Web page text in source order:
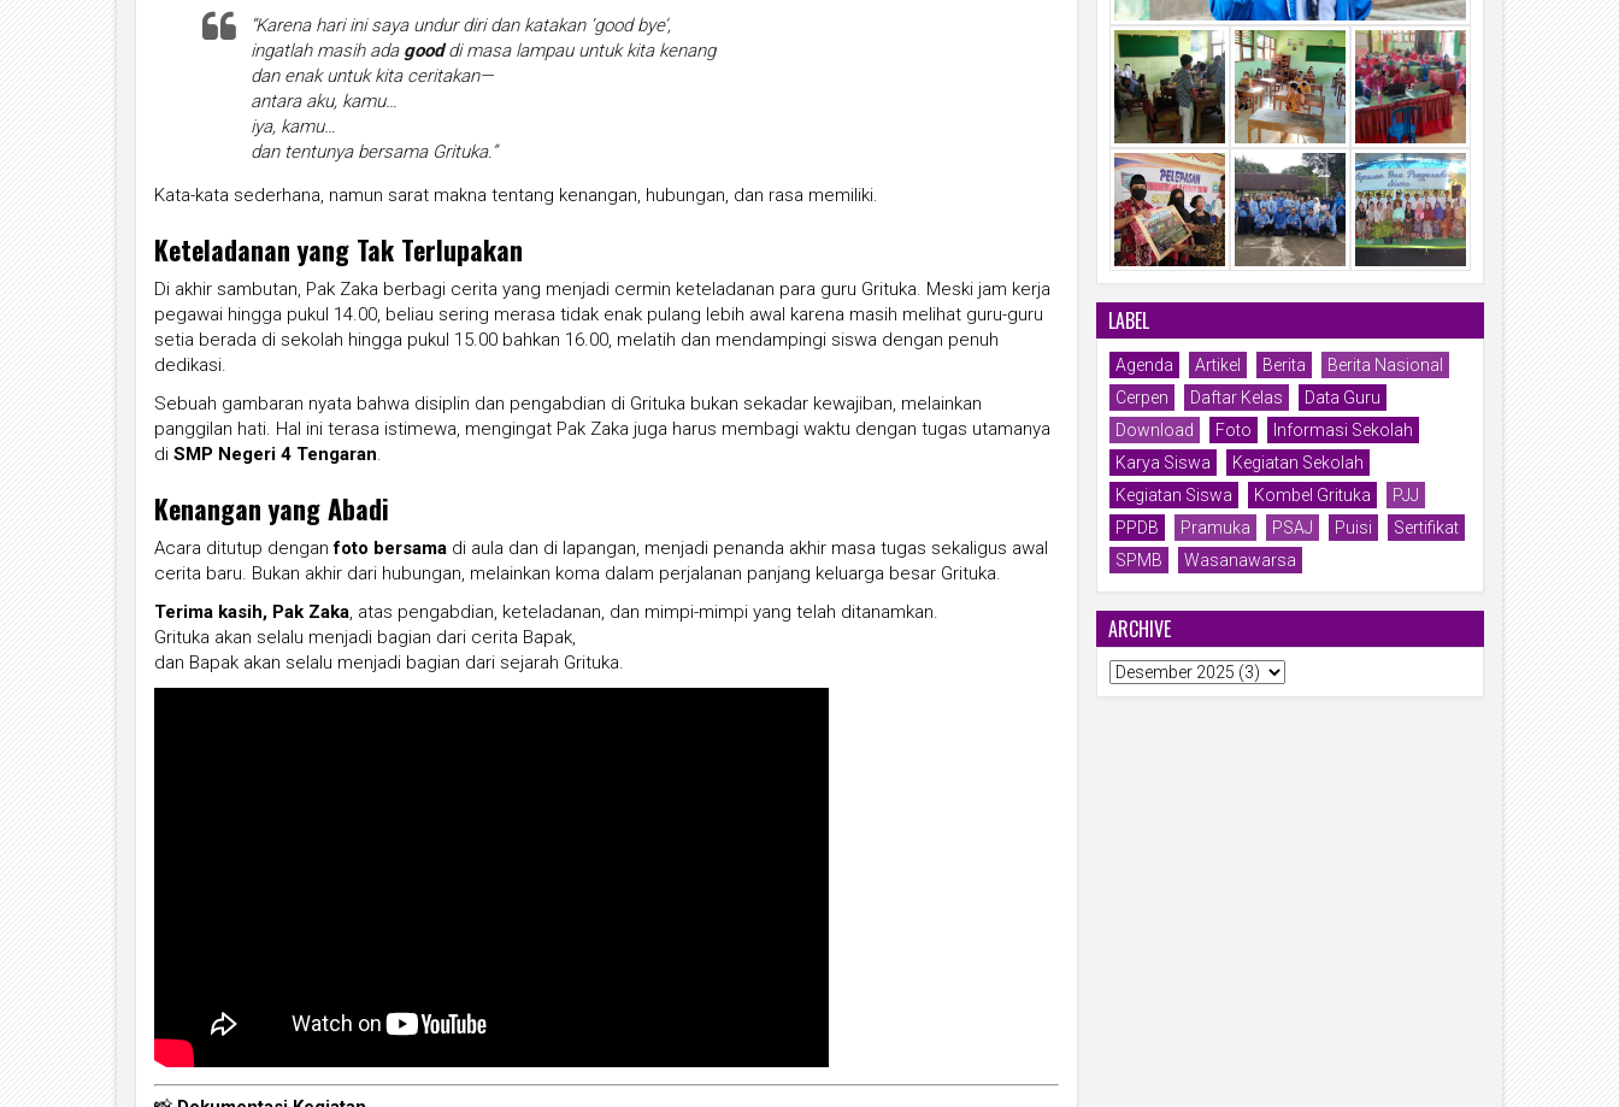
“Karena hari ini saya undur diri dan katakan ‘good bye’,
ingatlah masih ada gooddi masa lampau untuk kita kenang
dan enak untuk kita ceritakan—
antara aku, kamu…
iya, kamu…
dan tentunya bersama Grituka.”
Kata-kata sederhana, namun sarat makna tentang kenangan, hubungan, dan rasa memiliki.
Keteladanan yang Tak Terlupakan
Di akhir sambutan, Pak Zaka berbagi cerita yang menjadi cermin keteladanan para guru Grituka. Meski jam kerja
pegawai hingga pukul 14.00, beliau sering merasa tidak enak pulang lebih awal karena masih melihat guru-guru
setia berada di sekolah hingga pukul 15.00 bahkan 16.00, melatih dan mendampingi siswa dengan penuh
dedikasi.
Sebuah gambaran nyata bahwa disiplin dan pengabdian di Grituka bukan sekadar kewajiban, melainkan
panggilan hati. Hal ini terasa istimewa, mengingat Pak Zaka juga harus membagi waktu dengan tugas utamanya
di SMP Negeri 4 Tengaran
Kenangan yang Abadi
Acara ditutup denganfoto bersama di aula dan di lapangan, menjadi penanda akhir masa tugas sekaligus awal
cerita baru. Bukan akhir dari hubungan, melainkan koma dalam perjalanan panjang keluarga besar Grituka.
Terima kasih, Pak Zaka , atas pengabdian, keteladanan, dan mimpi-mimpi yang telah ditanamkan.
Grituka akan selalu menjadi bagian dari cerita Bapak,
dan Bapak akan selalu menjadi bagian dari sejarah Grituka.
LABEL
Agenda Artikel Berita
Berita Nasional
Cerpen
Daftar Kelas
Data Guru
Download
Foto
Informasi Sekolah
Karya Siswa
Kegiatan Sekolah
Kegiatan Siswa
Kombel Grituka
PJJ
PPDB
Pramuka PSAJ Puisi
Sertifikat
SPMB
Wasanawarsa
ARCHIVE